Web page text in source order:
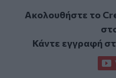
Ακολουθήστε το
Κάντε εγγραφή